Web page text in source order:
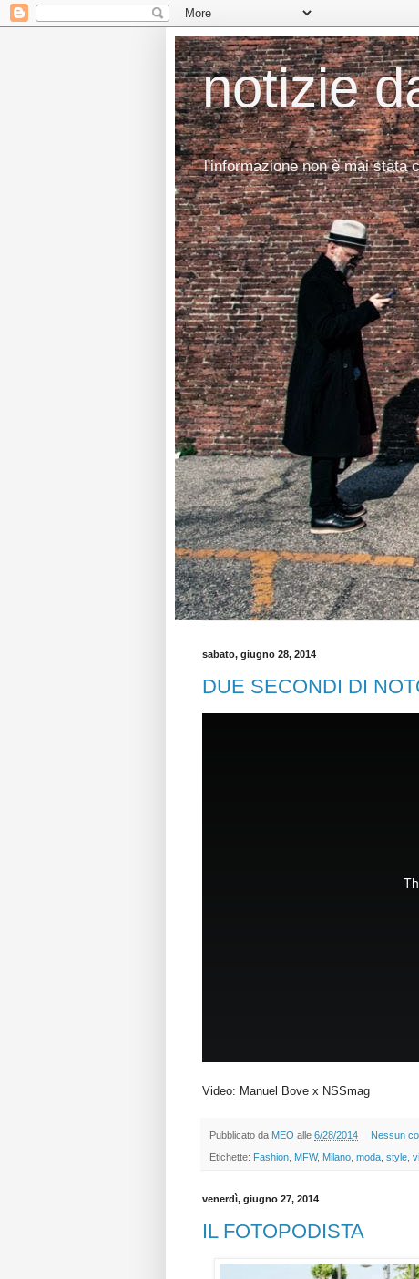
notizie
l'informazione non è mai stata
sabato, giugno 28, 2014
DUE SECONDI DI
Video: Manuel Bove x NSSmag
Pubblicato da MEO alle 6/28/2014 Nessun
Etichette: Fashion MFW, Milano moda style
venerdì, giugno 27, 2014
IL FOTOPODISTA